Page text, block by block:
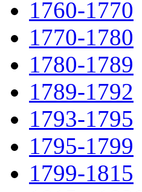
1760-1770
1770-1780
1780-1789
1789-1792
1793-1795
1795-1799
1799-1815